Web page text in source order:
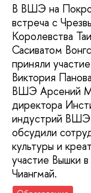
В ВШЭ на
встреча с
Королевства
Сасиватом
приняли
Виктория
ВШЭ Арсений
директора
индустрий ВШЭ
обсудили
культуры и
участие Вышки
Чиангмай.